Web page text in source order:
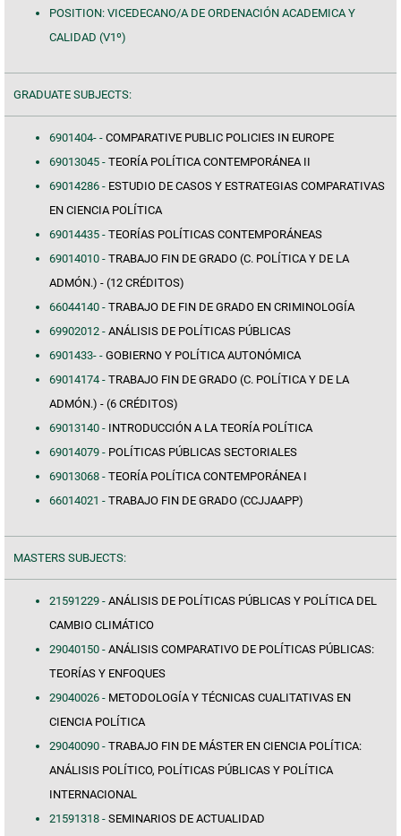
POSITION: VICEDECANO/A DE ORDENACIÓN ACADEMICA Y
CALIDAD (V1º)
GRADUATE SUBJECTS:
6901404- - COMPARATIVE PUBLIC POLICIES IN EUROPE
69013045 - TEORÍA POLÍTICA CONTEMPORÁNEA II
69014286 - ESTUDIO DE CASOS Y ESTRATEGIAS COMPARATIVAS
EN CIENCIA POLÍTICA
69014435 - TEORÍAS POLÍTICAS CONTEMPORÁNEAS
69014010 - TRABAJO FIN DE GRADO (C. POLÍTICA Y DE LA
ADMÓN.) - (12 CRÉDITOS)
66044140 - TRABAJO DE FIN DE GRADO EN CRIMINOLOGÍA
69902012 - ANÁLISIS DE POLÍTICAS PÚBLICAS
6901433- - GOBIERNO Y POLÍTICA AUTONÓMICA
69014174 - TRABAJO FIN DE GRADO (C. POLÍTICA Y DE LA
ADMÓN.) - (6 CRÉDITOS)
69013140 - INTRODUCCIÓN A LA TEORÍA POLÍTICA
69014079 - POLÍTICAS PÚBLICAS SECTORIALES
69013068 - TEORÍA POLÍTICA CONTEMPORÁNEA I
66014021 - TRABAJO FIN DE GRADO (CCJJAAPP)
MASTERS SUBJECTS:
21591229 - ANÁLISIS DE POLÍTICAS PÚBLICAS Y POLÍTICA DEL
CAMBIO CLIMÁTICO
29040150 - ANÁLISIS COMPARATIVO DE POLÍTICAS PÚBLICAS:
TEORÍAS Y ENFOQUES
29040026 - METODOLOGÍA Y TÉCNICAS CUALITATIVAS EN
CIENCIA POLÍTICA
29040090 - TRABAJO FIN DE MÁSTER EN CIENCIA POLÍTICA:
ANÁLISIS POLÍTICO, POLÍTICAS PÚBLICAS Y POLÍTICA
INTERNACIONAL
21591318 - SEMINARIOS DE ACTUALIDAD